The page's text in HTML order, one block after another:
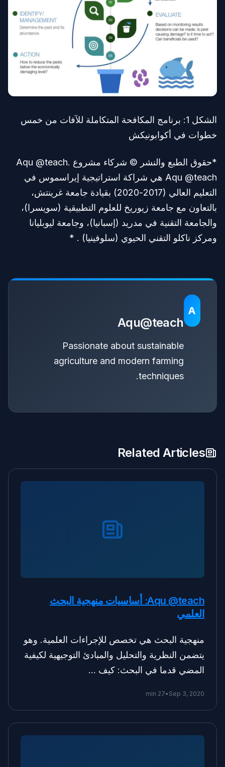
الشكل 1: برنامج المكافحة المتكاملة للآفات من خمس
خطوات في أكوابونيكش
*حقوق الطبع والنشر © شركاء مشروع Aqu @teach.
Aqu @teach هي شراكة استراتيجية إيراسموس في
التعليم العالي (2017-2020) بقيادة جامعة غرينتش،
بالتعاون مع جامعة زيوريخ للعلوم التطبيقية (سويسرا)،
والجامعة التقنية في مدريد (إسبانيا)، وجامعة ليوبليانا
ومركز ناكلو التقني الحيوي (سلوفينيا) . *
A
Aqu@teach
Passionate about sustainable
agriculture and modern farming
techniques.
Related Articles
Aqu @teach: أساسيات منهجية البحث
العلمي
منهجية البحث هي تخصص للإجراءات العلمية. وهو
يتضمن النظرية والتحليل والمبادئ التوجيهية لكيفية
المضي قدما في البحث: كيف …
Sep 3, 2020
•
27 min